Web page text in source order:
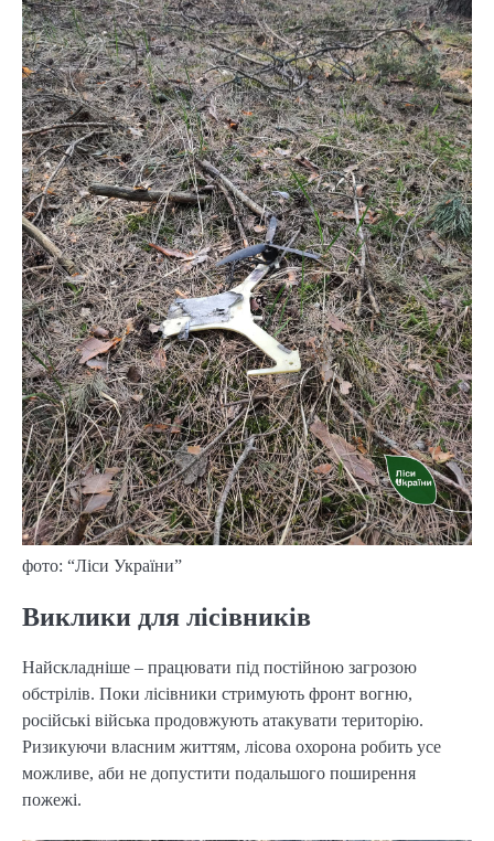
фото: “Ліси України”
Виклики для лісівників
Найскладніше – працювати під постійною загрозою
обстрілів. Поки лісівники стримують фронт вогню,
російські війська продовжують атакувати територію.
Ризикуючи власним життям, лісова охорона робить усе
можливе, аби не допустити подальшого поширення
пожежі.